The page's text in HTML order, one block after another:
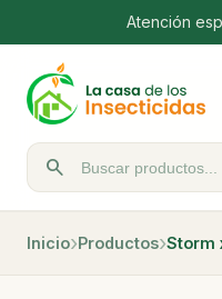
Atención
Buscar productos
search
Inicio Productos Storm